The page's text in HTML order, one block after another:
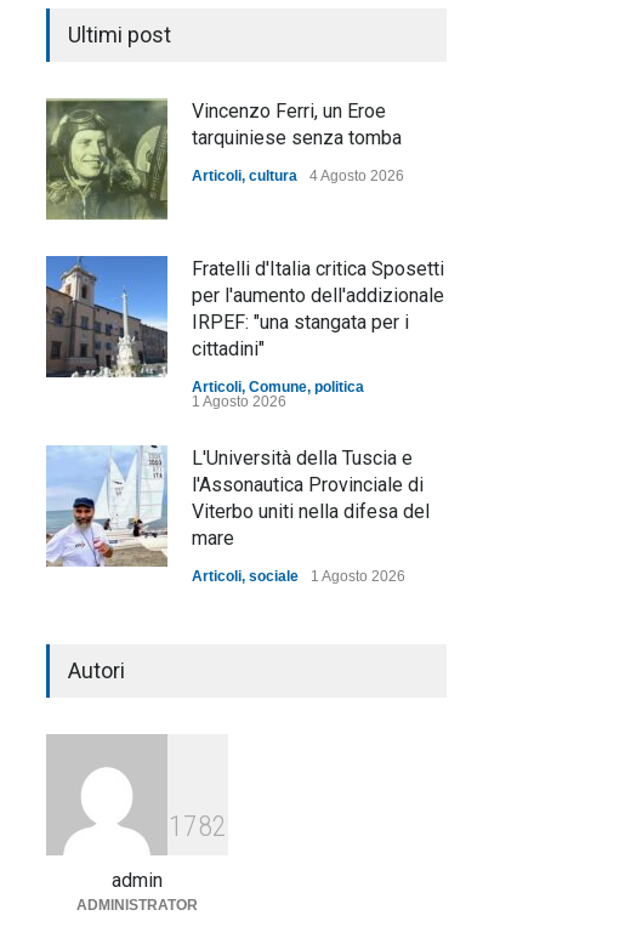
Ultimi post
Vincenzo Ferri, un Eroe
tarquiniese senza tomba
Articoli, cultura 4 Agosto 2026
Fratelli d'Italia critica Sposetti
per l'aumento dell'addizionale
IRPEF: "una stangata per i
cittadini"
Articoli, Comune, politica
1 Agosto 2026
L'Università della Tuscia e
l'Assonautica Provinciale di
Viterbo uniti nella difesa del
mare
Articoli, sociale 1 Agosto 2026
arrivano i pagamenti PAC, la
soddisfazione del Ministro
ambiente
Autori
1782
admin
ADMINISTRATOR